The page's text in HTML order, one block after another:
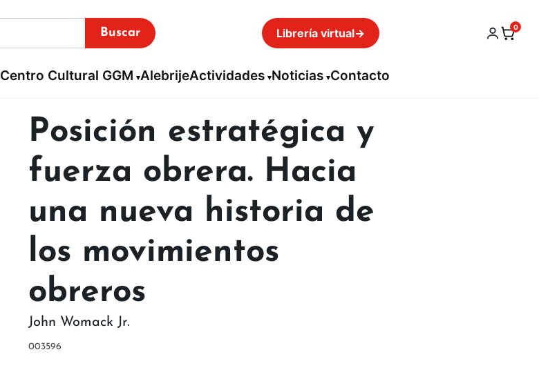
Buscar Librería virtual→ 0
Centro Cultural GGM AlebrijeActividades Noticias Contacto
003596
John Womack Jr.
Posición estratégica y
fuerza obrera. Hacia
una nueva historia de
los movimientos
obreros